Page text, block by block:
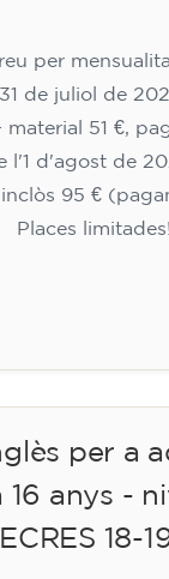
per
de juliol de
material 51 €,
l'1 d'agost de
95 €
Places limitades!
per a
16 anys -
18-